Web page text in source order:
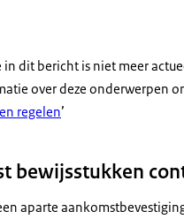
dit bericht is niet meer
over deze onderwerpen
regelen’
bewijsstukken
aparte